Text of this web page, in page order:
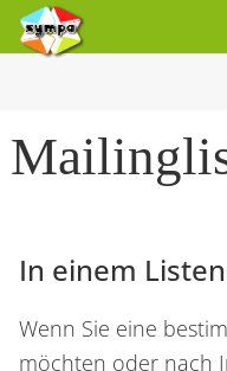
In einem
Wenn Sie eine
möchten oder nach